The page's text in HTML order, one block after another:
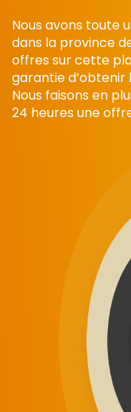
Nous avons toute
dans la province
offres sur cette
garantie
Nous faisons en
24 heures une